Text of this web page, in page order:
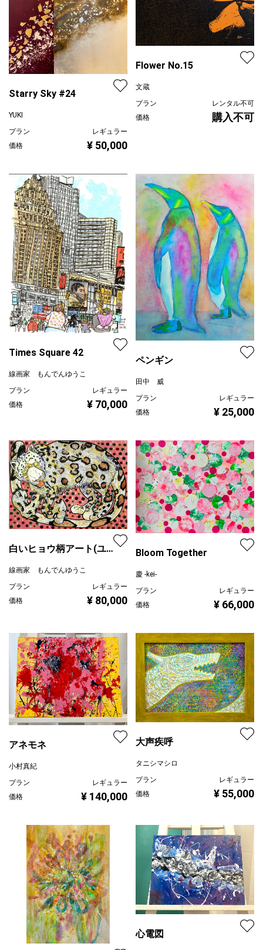
Starry Sky #24
YUKI
プラン
レギュラー
価格
¥ 50,000
Flower No.15
文蔵
プラン
レンタル不可
価格
購入不可
Times Square 42
線画家 もんでんゆうこ
プラン
レギュラー
価格
¥ 70,000
ペンギン
田中 威
プラン
レギュラー
価格
¥ 25,000
白いヒョウ柄アート(ユ
線画家 もんでんゆうこ
プラン
レギュラー
価格
¥ 80,000
Bloom Together
慶 -kei-
プラン
レギュラー
価格
¥ 66,000
アネモネ
小村真紀
プラン
レギュラー
価格
¥ 140,000
大声疾呼
タニシマシロ
プラン
レギュラー
価格
¥ 55,000
心電図